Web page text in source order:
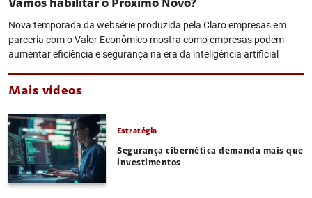
Vamos habilitar o Próximo Novo?
Nova temporada da websérie produzida pela Claro empresas em
parceria com o Valor Econômico mostra como empresas podem
aumentar eficiência e segurança na era da inteligência artificial
Mais vídeos
Estratégia
Segurança cibernética demanda mais que
investimentos